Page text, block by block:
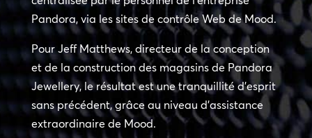
Pandora, via les sites de contrôle Web de Mood.
Pour Jeff Matthews, directeur de la conception
et de la construction des magasins de Pandora
Jewellery, le résultat est une tranquillité d’esprit
sans précédent, grâce au niveau d’assistance
extraordinaire de Mood.